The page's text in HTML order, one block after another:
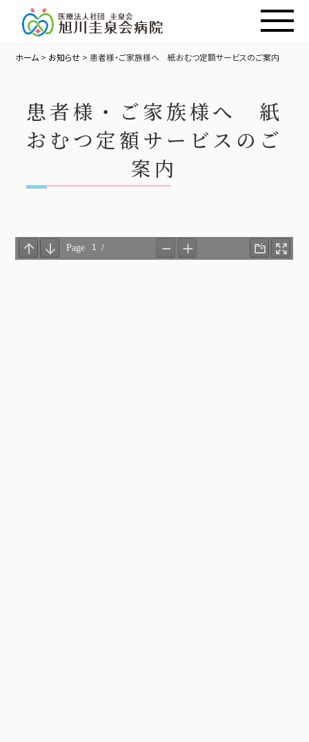
ホーム > お知らせ > 患者様・ご家族様へ 紙おむつ定額サービスのご案内
患者様・ご家族様へ 紙
おむつ定額サービスのご
案内